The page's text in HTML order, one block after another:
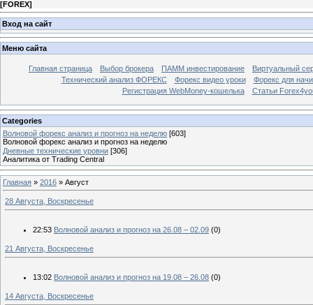
[FOREX]
Вход на сайт
Меню сайта
Главная страница Выбор брокера ПАММ инвестирование
Виртуальный
Технический анализ ФОРЕКС
Форекс видео уроки
Форекс для
Регистрация WebMoney-кошелька
Статьи
Categories
Волновой форекс анализ и прогноз на неделю [603]
Волновой форекс анализ и прогноз на неделю
Дневные технические уровни [306]
Аналитика от Trading Central
Главная » 2016 » Август
28 Августа, Воскресенье
22:53 Волновой анализ и прогноз на 26.08 – 02.09 (0)
21 Августа, Воскресенье
13:02 Волновой анализ и прогноз на 19.08 – 26.08 (0)
14 Августа, Воскресенье